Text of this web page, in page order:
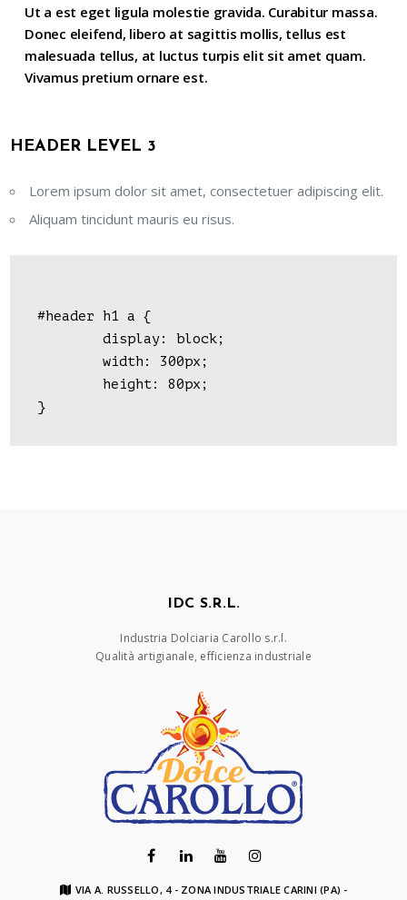
Ut a est eget ligula molestie gravida. Curabitur massa.
Donec eleifend, libero at sagittis mollis, tellus est
malesuada tellus, at luctus turpis elit sit amet quam.
Vivamus pretium ornare est.
HEADER LEVEL 3
Lorem ipsum dolor sit amet, consectetuer adipiscing elit.
Aliquam tincidunt mauris eu risus.
#header h1 a {
	display: block;
	width: 300px;
	height: 80px;
IDC S.R.L.
Industria Dolciaria Carollo s.r.l.
Qualità artigianale, efficienza industriale
VIA A. RUSSELLO, 4 - ZONA INDUSTRIALE CARINI (PA) -